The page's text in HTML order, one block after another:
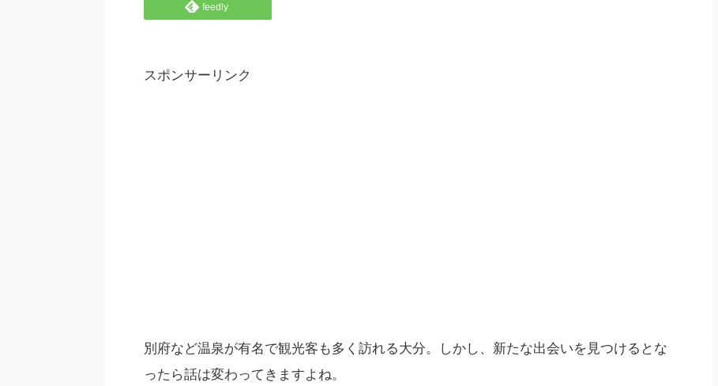
feedly
スポンサーリンク
別府など温泉が有名で観光客も多く訪れる大分。しかし、新たな出会いを見つけるとな
ったら話は変わってきますよね。